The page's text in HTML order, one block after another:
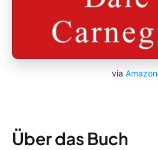
via Amazon
Über das Buch